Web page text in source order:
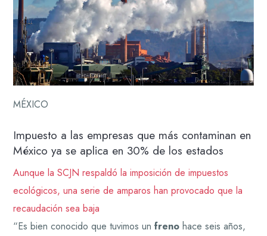
MÉXICO
Impuesto a las empresas que más contaminan en
México ya se aplica en 30% de los estados
Aunque la SCJN respaldó la imposición de impuestos
ecológicos, una serie de amparos han provocado que la
recaudación sea baja
“Es bien conocido que tuvimos unfreno hace seis años,